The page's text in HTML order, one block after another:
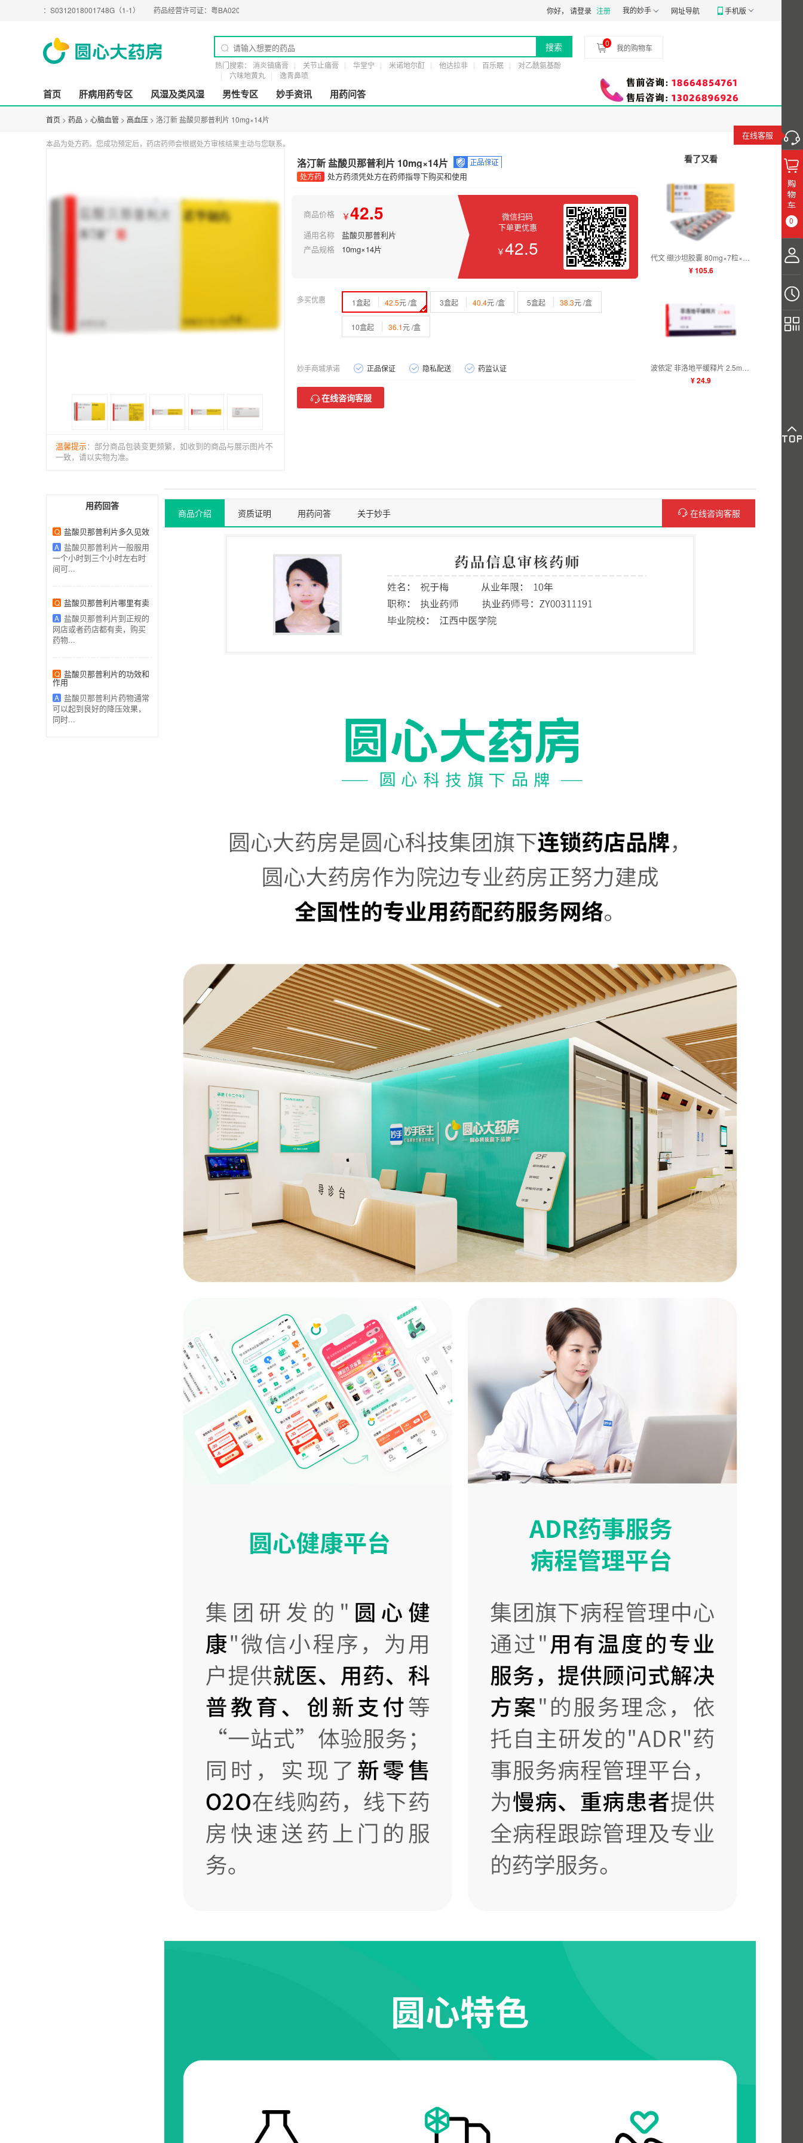
S0312018001748G（1-1） 药品经营许可证：粤BA0200274 粤穗食药监械经营备20191807号 食品经营许可证： JY14401030058197
你好， 请登录 注册 我的妙手 网址导航 手机版
搜索
热门搜索： 消炎镇痛膏 关节止痛膏 华堂宁 米诺地尔酊 他达拉非 百乐眠
对乙酰氨基酚
六味地黄丸
逸青鼻喷
0 我的购物车
首页 肝病用药专区 风湿及类风湿 男性专区 妙手资讯 用药问答
在线客服
0
首页 > 药品 > 心脑血管 > 高血压 > 洛汀新 盐酸贝那普利片 10mg×14片
本品为处方药。您成功预定后，药店药师会根据处方审核结果主动与您联系。
温馨提示：部分商品包装变更频繁，如收到的商品与展示图片不
一致，请以实物为准。
洛汀新 盐酸贝那普利片 10mg×14片
处方药 处方药须凭处方在药师指导下购买和使用
商品价格 ￥42.5
通用名称
盐酸贝那普利片
产品规格
10mg×14片
微信扫码
下单更优惠
￥42.5
多买优惠 1盒起 42.5元 /盒 3盒起 40.4元 /盒 5盒起 38.3元 /盒
10盒起 36.1元 /盒
妙手商城承诺 正品保证 隐私配送 药监认证
在线咨询客服
看了又看
¥ 105.6
¥ 24.9
用药回答
Q 盐酸贝那普利片多久见效
A 盐酸贝那普利片一般服用
一个小时到三个小时左右时
间可...
Q 盐酸贝那普利片哪里有卖
A 盐酸贝那普利片到正规的
网店或者药店都有卖，购买
药物...
Q 盐酸贝那普利片的功效和
作用
A 盐酸贝那普利片药物通常
可以起到良好的降压效果，
同时...
商品介绍 资质证明 用药问答 关于妙手 在线咨询客服